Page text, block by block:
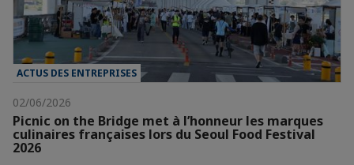
ACTUS DES ENTREPRISES
02/06/2026
Picnic on the Bridge met à l’honneur les marques
culinaires françaises lors du Seoul Food Festival
2026